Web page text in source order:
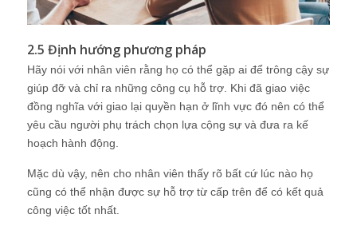
2.5 Định hướng phương pháp
Hãy nói với nhân viên rằng họ có thể gặp ai để trông cậy sự
giúp đỡ và chỉ ra những công cụ hỗ trợ. Khi đã giao việc
đồng nghĩa với giao lại quyền hạn ở lĩnh vực đó nên có thể
yêu cầu người phụ trách chọn lựa cộng sự và đưa ra kế
hoạch hành động.
Mặc dù vậy, nên cho nhân viên thấy rõ bất cứ lúc nào họ
cũng có thể nhận được sự hỗ trợ từ cấp trên để có kết quả
công việc tốt nhất.